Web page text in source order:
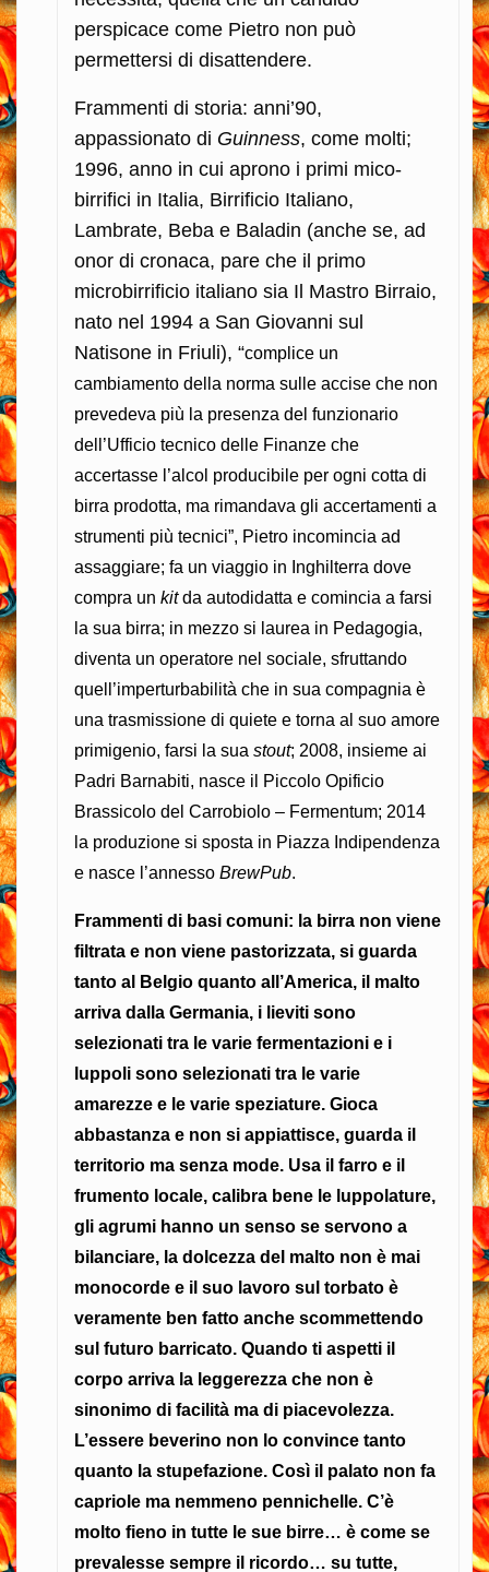
perspicace come Pietro non può
permettersi di disattendere.
Frammenti di storia: anni’90,
appassionato di Guinness, come molti;
1996, anno in cui aprono i primi mico-
birrifici in Italia, Birrificio Italiano,
Lambrate, Beba e Baladin (anche se, ad
onor di cronaca, pare che il primo
microbirrificio italiano sia Il Mastro Birraio,
nato nel 1994 a San Giovanni sul
Natisone in Friuli), “complice un
cambiamento della norma sulle accise che non
prevedeva più la presenza del funzionario
dell’Ufficio tecnico delle Finanze che
accertasse l’alcol producibile per ogni cotta di
birra prodotta, ma rimandava gli accertamenti a
strumenti più tecnici”, Pietro incomincia ad
assaggiare; fa un viaggio in Inghilterra dove
compra un kitda autodidatta e comincia a farsi
la sua birra; in mezzo si laurea in Pedagogia,
diventa un operatore nel sociale, sfruttando
quell’imperturbabilità che in sua compagnia è
una trasmissione di quiete e torna al suo amore
primigenio, farsi la sua stout; 2008, insieme ai
Padri Barnabiti, nasce il
Piccolo Opificio
Brassicolo del Carrobiolo – Fermentum; 2014
la produzione si sposta in Piazza Indipendenza
e nasce l’annesso BrewPub.
Frammenti di basi comuni: la birra non viene
filtrata e non viene pastorizzata, si guarda
tanto al Belgio quanto all’America, il malto
arriva dalla Germania, i lieviti sono
selezionati tra le varie fermentazioni e i
luppoli sono selezionati tra le varie
amarezze e le varie speziature. Gioca
abbastanza e non si appiattisce, guarda il
territorio ma senza mode. Usa il farro e il
frumento locale, calibra bene le luppolature,
gli agrumi hanno un senso se servono a
bilanciare, la dolcezza del malto non è mai
monocorde e il suo lavoro sul torbato è
veramente ben fatto anche scommettendo
sul futuro barricato. Quando ti aspetti il
corpo arriva la leggerezza che non è
sinonimo di facilità ma di piacevolezza.
L’essere beverino non lo convince tanto
quanto la stupefazione. Così il palato non fa
capriole ma nemmeno pennichelle. C’è
molto fieno in tutte le sue birre… è come se
prevalesse sempre il ricordo… su tutte,